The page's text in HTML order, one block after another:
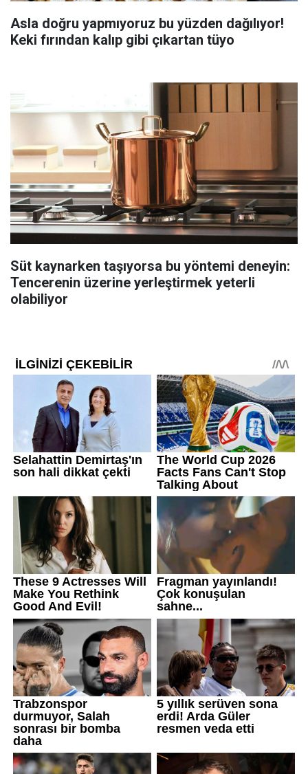
Asla doğru yapmıyoruz bu yüzden dağılıyor!
Keki fırından kalıp gibi çıkartan tüyo
Süt kaynarken taşıyorsa bu yöntemi deneyin:
Tencerenin üzerine yerleştirmek yeterli
olabiliyor